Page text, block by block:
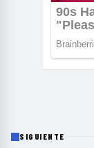
SIGUIENTE